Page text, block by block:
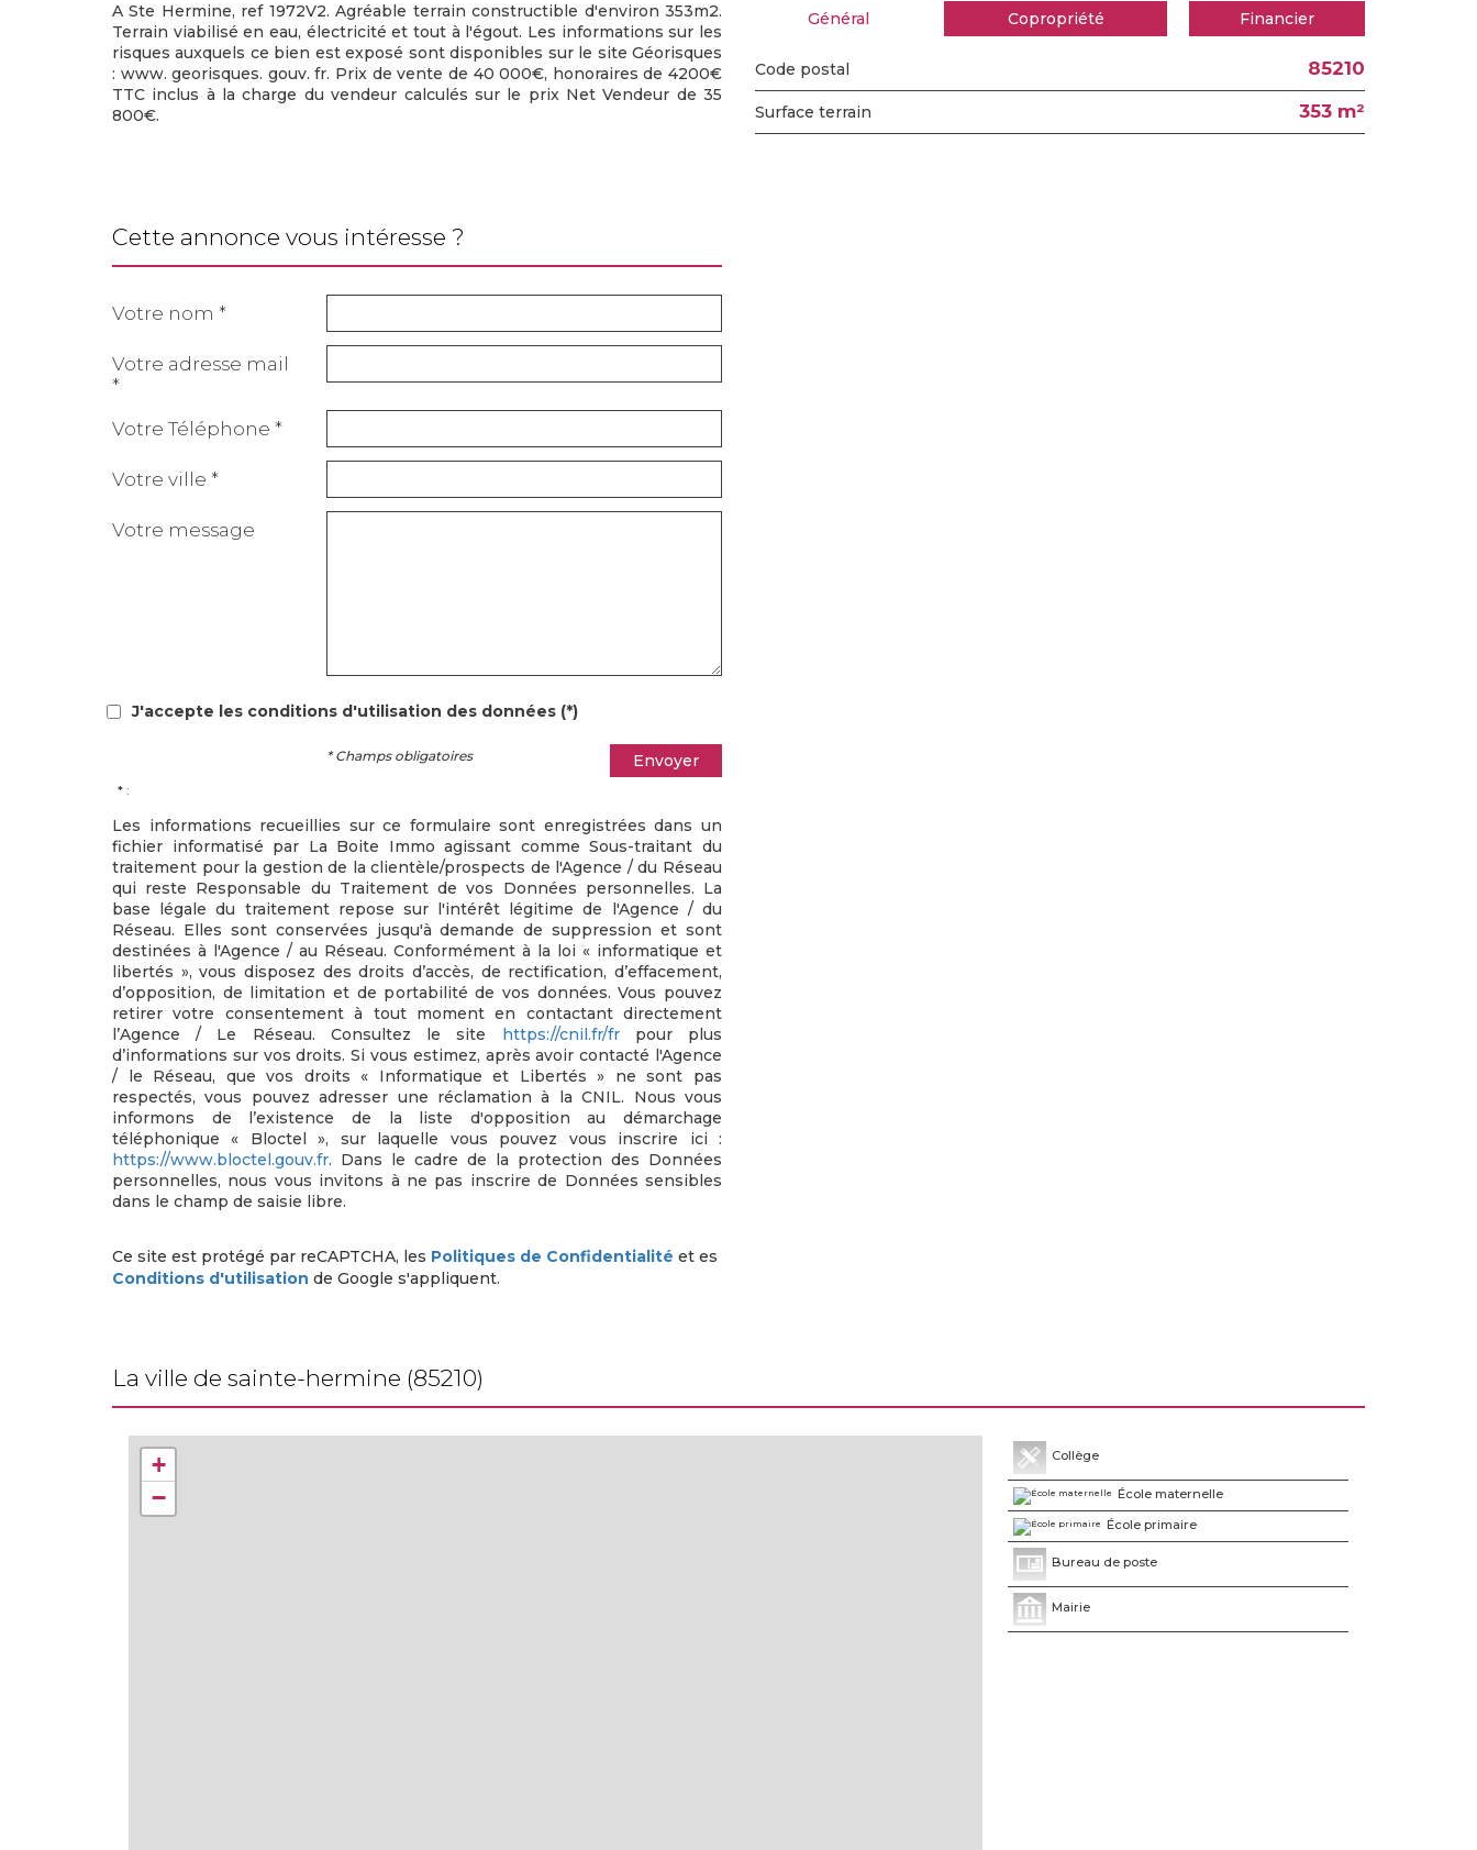
A Ste Hermine, ref 1972V2. Agréable terrain constructible d'environ 353m2.
Terrain viabilisé en eau, électricité et tout à l'égout. Les informations sur les
risques auxquels ce bien est exposé sont disponibles sur le site Géorisques
: www. georisques. gouv. fr. Prix de vente de 40 000€, honoraires de 4200€
TTC inclus à la charge du vendeur calculés sur le prix Net Vendeur de 35
800€.
Général Copropriété Financier
Code postal 85210
surface terrain 353 m²
cette annonce vous intéresse ?
Votre nom *
Votre adresse mail
*
Votre Téléphone *
Votre ville *
Votre message
J'accepte les conditions d'utilisation des données (*)
Envoyer
* Champs obligatoires
* :
Les informations recueillies sur ce formulaire sont enregistrées dans un
fichier informatisé par La Boite Immo agissant comme Sous-traitant du
traitement pour la gestion de la clientèle/prospects de l'Agence / du Réseau
qui reste Responsable du Traitement de vos Données personnelles. La
base légale du traitement repose sur l'intérêt légitime de l'Agence / du
Réseau. Elles sont conservées jusqu'à demande de suppression et sont
destinées à l'Agence / au Réseau. Conformément à la loi « informatique et
libertés », vous disposez des droits d’accès, de rectification, d’effacement,
d’opposition, de limitation et de portabilité de vos données. Vous pouvez
retirer votre consentement à tout moment en contactant directement
l’Agence / Le Réseau. Consultez le site https://cnil.fr/frpour plus
d’informations sur vos droits. Si vous estimez, après avoir contacté l'Agence
/ le Réseau, que vos droits « Informatique et Libertés » ne sont pas
respectés, vous pouvez adresser une réclamation à la CNIL. Nous vous
informons de l’existence de la liste d'opposition au démarchage
téléphonique « Bloctel », sur laquelle vous pouvez vous inscrire ici :
https://www.bloctel.gouv.fr. Dans le cadre de la protection des Données
personnelles, nous vous invitons à ne pas inscrire de Données sensibles
dans le champ de saisie libre.
Ce site est protégé par reCAPTCHA, les Politiques de Confidentialité et es
Conditions d'utilisation de Google s'appliquent.
la ville de sainte-hermine (85210)
+
−
Collège
École maternelle
École primaire
Bureau de poste
Mairie